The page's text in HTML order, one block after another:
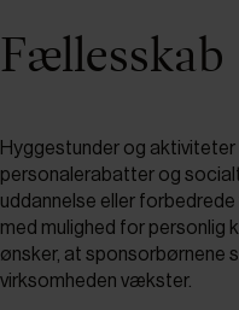
Fællesskab
Hyggestunder og
personalerabatter og
uddannelse eller
med mulighed for personlig
ønsker, at sponsorbørnene
virksomheden vækster.